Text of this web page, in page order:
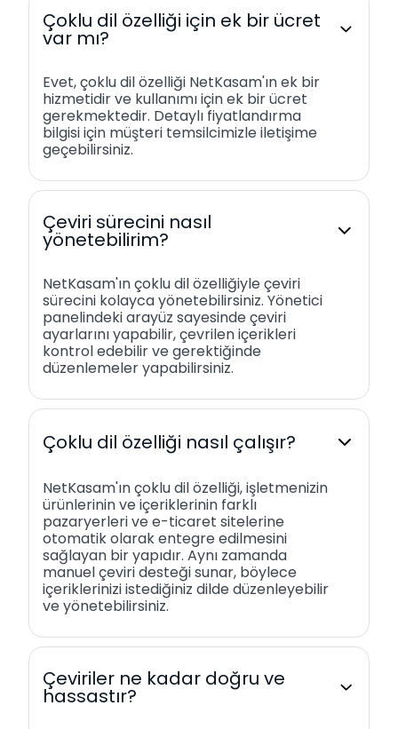
Çoklu dil özelliği için ek bir ücret
var mı?
Evet, çoklu dil özelliği NetKasam'ın ek bir
hizmetidir ve kullanımı için ek bir ücret
gerekmektedir. Detaylı fiyatlandırma
bilgisi için müşteri temsilcimizle iletişime
geçebilirsiniz.
Çeviri sürecini nasıl
yönetebilirim?
NetKasam'ın çoklu dil özelliğiyle çeviri
sürecini kolayca yönetebilirsiniz. Yönetici
panelindeki arayüz sayesinde çeviri
ayarlarını yapabilir, çevrilen içerikleri
kontrol edebilir ve gerektiğinde
düzenlemeler yapabilirsiniz.
Çoklu dil özelliği nasıl çalışır?
NetKasam'ın çoklu dil özelliği, işletmenizin
ürünlerinin ve içeriklerinin farklı
pazaryerleri ve e-ticaret sitelerine
otomatik olarak entegre edilmesini
sağlayan bir yapıdır. Aynı zamanda
manuel çeviri desteği sunar, böylece
içeriklerinizi istediğiniz dilde düzenleyebilir
ve yönetebilirsiniz.
Çeviriler ne kadar doğru ve
hassastır?